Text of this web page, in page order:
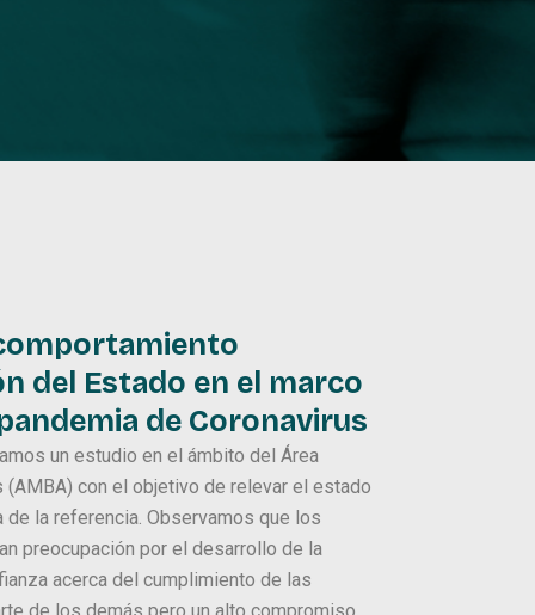
del Estado en el marco
de Coronavirus
un estudio en el ámbito del Área
con el objetivo de relevar el estado
la referencia. Observamos que los
preocupación por el desarrollo de la
acerca del cumplimiento de las